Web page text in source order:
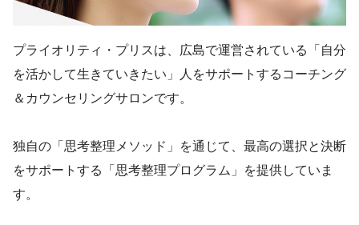
プライオリティ・プリスは、広島で運営されている「自分
を活かして生きていきたい」人をサポートするコーチング
＆カウンセリングサロンです。
独自の「思考整理メソッド」を通じて、最高の選択と決断
をサポートする「思考整理プログラム」を提供していま
す。